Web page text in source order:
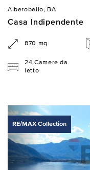
Alberobello, BA
Casa Indipendente
870 mq
24 Camere da
letto
RE/MAX Collection